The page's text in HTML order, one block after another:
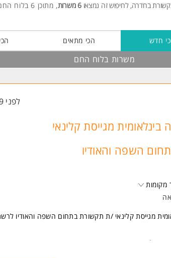
בחדרה, לחיפוש זה נמצאו6 משרות , מתוכן 6 בלוח החם חינם!
חדש הכי מתאים
משרות בלוח החם
לפני 49 דקות
מגייסת קלינאי
השפה והאודיו
מקומות
מגייסת קלינאי /ת תקשורת בתחום השפה והאודיו
למקצוע.
ולגברים כאחד.